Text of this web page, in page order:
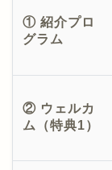
① 紹介プロ
グラム
② ウェルカ
ム（特典1）